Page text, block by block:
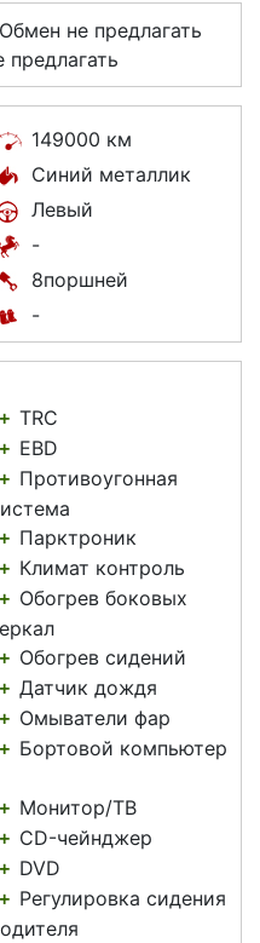
Обмен не предлагать
149000 км
Синий металлик
Левый
-
8поршней
-
+ TRC
+ EBD
+ Противоугонная
+ Парктроник
+ Климат контроль
+ Обогрев боковых
+ Обогрев сидений
+ Датчик дождя
+ Омыватели фар
+ Бортовой компьютер
+ Монитор/ТВ
+ CD-чейнджер
+ DVD
+ Регулировка сидения